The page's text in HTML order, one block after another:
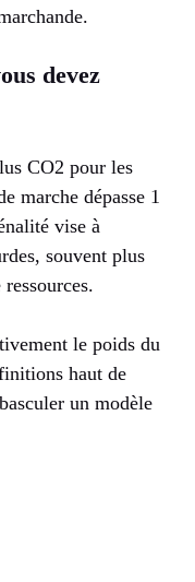
devez
CO2 pour les
marche dépasse 1
vise à
souvent plus
le poids du
haut de
un modèle